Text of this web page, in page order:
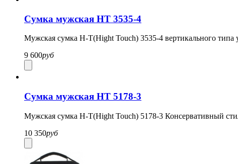
Сумка мужская HT 3535-4
Мужская сумка H-T(Hight Touch) 3535-4 вертикального типа
9 600руб
Сумка мужская HT 5178-3
Мужская сумка H-T(Hight Touch) 5178-3 Консервативный
10 350руб